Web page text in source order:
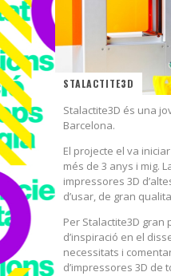
STALACTITE3D
Stalactite3D és una
Barcelona.
El projecte el va
més de 3 anys i mig.
impressores 3D
d’usar, de gran
Per Stalactite3D
d’inspiració en el
necessitats i
d’impressores 3D de